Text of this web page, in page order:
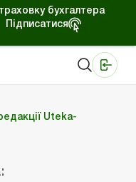
бухгалтера
Підписатися
Uteka-